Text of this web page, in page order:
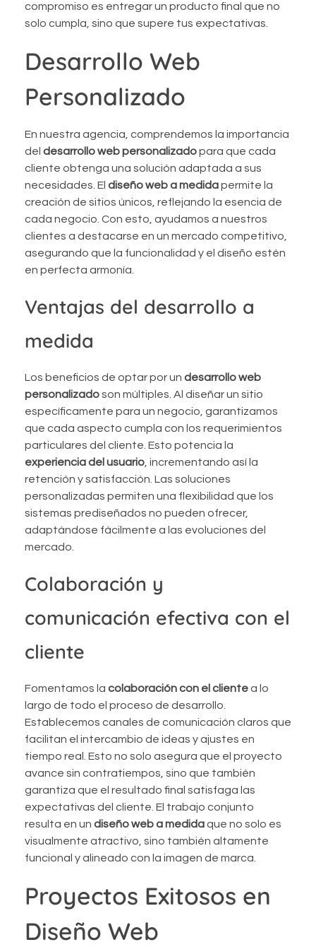
compromiso es entregar un producto final que no
solo cumpla, sino que supere tus expectativas.
Desarrollo Web
Personalizado
En nuestra agencia, comprendemos la importancia
del desarrollo web personalizadopara que cada
cliente obtenga una solución adaptada a sus
necesidades. El diseño web a medidapermite la
creación de sitios únicos, reflejando la esencia de
cada negocio. Con esto, ayudamos a nuestros
clientes a destacarse en un mercado competitivo,
asegurando que la funcionalidad y el diseño estén
en perfecta armonía.
Ventajas del desarrollo a
medida
Los beneficios de optar por un desarrollo web
personalizadoson múltiples. Al diseñar un sitio
específicamente para un negocio, garantizamos
que cada aspecto cumpla con los requerimientos
particulares del cliente. Esto potencia la
experiencia del usuario , incrementando así la
retención y satisfacción. Las soluciones
personalizadas permiten una flexibilidad que los
sistemas prediseñados no pueden ofrecer,
adaptándose fácilmente a las evoluciones del
mercado.
Colaboración y
comunicación efectiva con el
cliente
Fomentamos la colaboración con el clientea lo
largo de todo el proceso de desarrollo.
Establecemos canales de comunicación claros que
facilitan el intercambio de ideas y ajustes en
tiempo real. Esto no solo asegura que el proyecto
avance sin contratiempos, sino que también
garantiza que el resultado final satisfaga las
expectativas del cliente. El trabajo conjunto
resulta en un diseño web a medidaque no solo es
visualmente atractivo, sino también altamente
funcional y alineado con la imagen de marca.
Proyectos Exitosos en
Diseño Web